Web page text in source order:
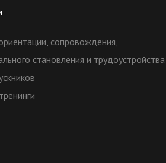
сопровождения,
становления и трудоустройства